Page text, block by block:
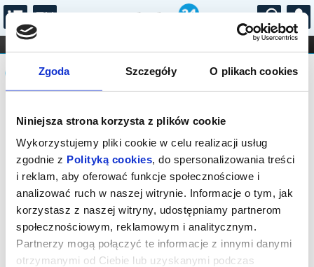
Zgoda Szczegóły O plikach cookies
Niniejsza strona korzysta z plików cookie
Wykorzystujemy pliki cookie w celu realizacji usług
zgodnie z Polityką cookies, do spersonalizowania treści
i reklam, aby oferować funkcje społecznościowe i
analizować ruch w naszej witrynie. Informacje o tym, jak
korzystasz z naszej witryny, udostępniamy partnerom
społecznościowym, reklamowym i analitycznym.
Partnerzy mogą połączyć te informacje z innymi danymi
otrzymanymi od Ciebie lub uzyskanymi podczas
...
FILHARMONIA OPERA I BALET
STAND-UP
DLA DZIECI
Komunikat
Sprzedaż biletów on-line na wydarzenie
została zakończona.